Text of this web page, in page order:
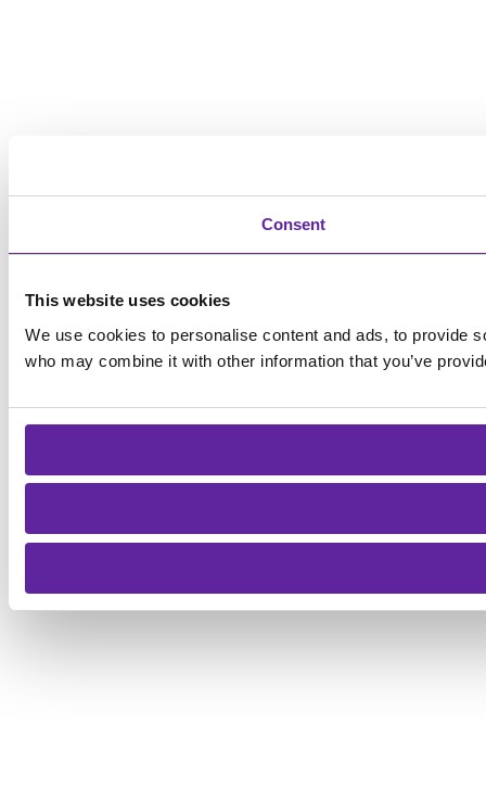
Consent
This website uses cookies
We use cookies to personalise content and ads, to provide
who may combine it with other information that you’ve